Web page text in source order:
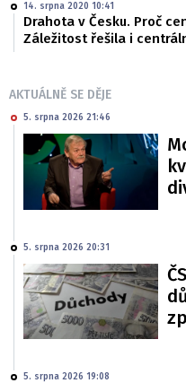
14. srpna 2020 10:41
Drahota v Česku. Proč
Záležitost řešila i
AKTUÁLNĚ SE DĚJE
5. srpna 2026 21:46
5. srpna 2026 20:31
5. srpna 2026 19:08